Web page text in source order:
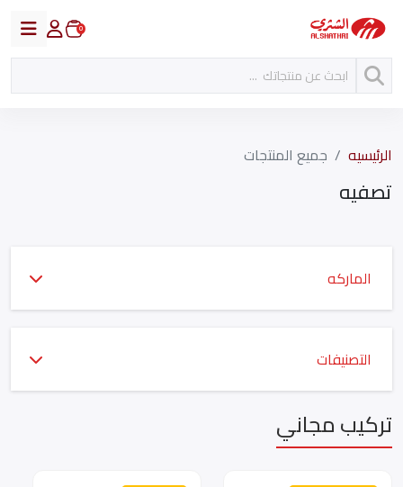
0
الرئيسيه جميع المنتجات
تصفيه
الماركه
التصنيفات
تركيب مجاني